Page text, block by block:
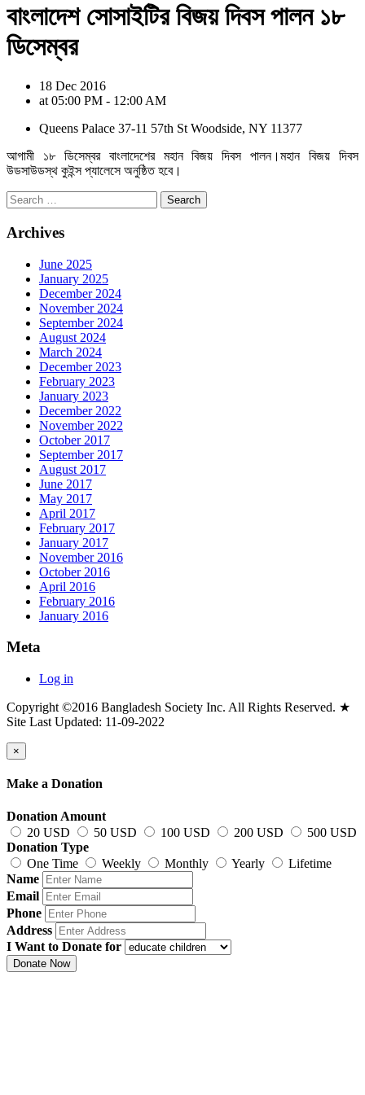
বাংলাদেশ সোসাইটির বিজয় দিবস পালন ১৮
ডিসেম্বর
18 Dec 2016
at 05:00 PM - 12:00 AM
Queens Palace 37-11 57th St Woodside, NY 11377
আগামী ১৮ ডিসেম্বর বাংলাদেশের মহান বিজয় দিবস পালন।মহান বিজয় দিবস
উডসাউডস্থ কুইন্স প্যালেসে অনুষ্ঠিত হবে।
Archives
June 2025
January 2025
December 2024
November 2024
September 2024
August 2024
March 2024
December 2023
February 2023
January 2023
December 2022
November 2022
October 2017
September 2017
August 2017
June 2017
May 2017
April 2017
February 2017
January 2017
November 2016
October 2016
April 2016
February 2016
January 2016
Meta
Log in
Copyright ©2016 Bangladesh Society Inc. All Rights Reserved. ★
Site Last Updated: 11-09-2022
×
Make a Donation
Donation Amount
20 USD
50 USD 100 USD 200 USD
500 USD
Donation Type
One Time
Weekly Monthly Yearly
Lifetime
Name
Email
Phone
Address
I Want to Donate for
Donate Now